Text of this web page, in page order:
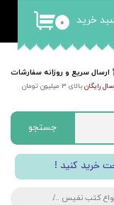
ارسال سریع و روزانه سفارشات
رایگانبالای 3 میلیون تومان
۰ خرید
جستجو
خرید کنید
کتب نفیس